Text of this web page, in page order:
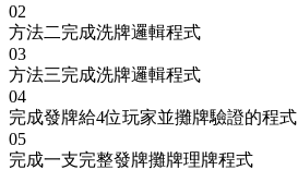
02
方法二完成洗牌邏輯程式
03
方法三完成洗牌邏輯程式
04
完成發牌給4位玩家並攤牌驗證的程式
05
完成一支完整發牌攤牌理牌程式